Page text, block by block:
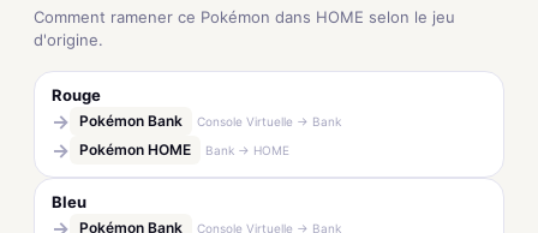
Comment ramener ce Pokémon dans HOME selon le jeu
d'origine.
Rouge
→ Pokémon Bank Console Virtuelle → Bank
→ Pokémon HOME Bank → HOME
Bleu
→ Pokémon Bank Console Virtuelle → Bank